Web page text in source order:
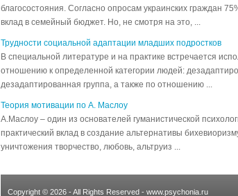
благосостояния. Согласно опросам украинских граждан
вклад в семейный бюджет. Но, не смотря на это, ...
Трудности социальной адаптации младших подростков
В специальной литературе и на практике встречается
отношению к определенной категории людей:
дезадаптированная группа, а также по отношению ...
Теория мотивации по А. Маслоу
А.Маслоу – один из основателей гуманистической
практический вклад в создание альтернативы
уничтожения творчество, любовь, альтруиз ...
Copyright © 2026 - All Rights Reserved - www.psychonia.ru